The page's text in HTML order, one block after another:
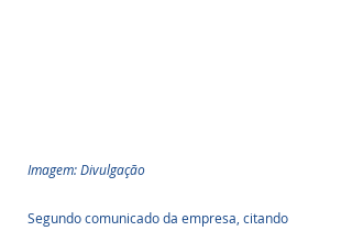
Imagem: Divulgação
Segundo comunicado da empresa, citando